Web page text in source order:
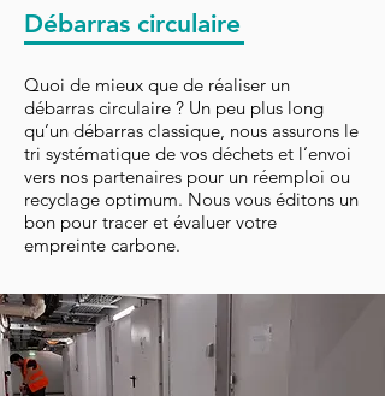
Débarras circulaire
Quoi de mieux que de réaliser un
débarras circulaire ? Un peu plus long
qu’un débarras classique, nous assurons le
tri systématique de vos déchets et l’envoi
vers nos partenaires pour un réemploi ou
recyclage optimum. Nous vous éditons un
bon pour tracer et évaluer votre
empreinte carbone.